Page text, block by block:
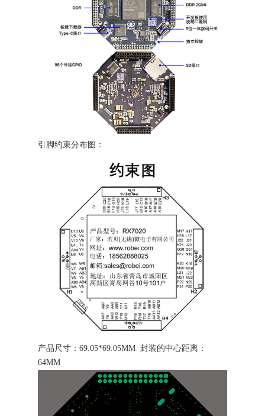
引脚约束分布图：
产品尺寸： 69.05*69.05MM 封装的中心距离：
64MM